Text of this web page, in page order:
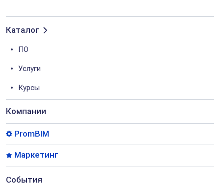
Каталог
ПО
Услуги
Курсы
Компании
PromBIM
Маркетинг
События